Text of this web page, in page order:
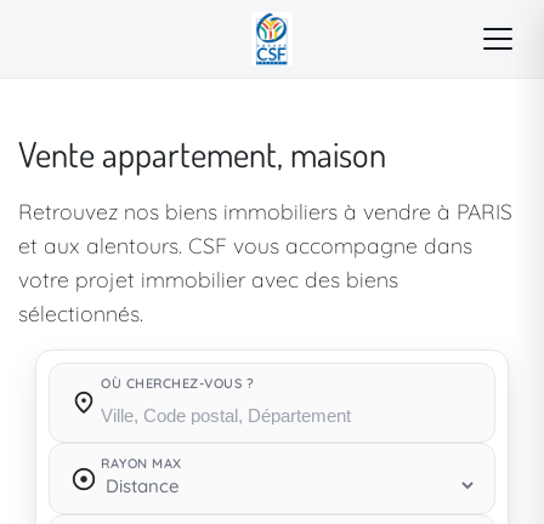
Vente appartement, maison
Retrouvez nos biens immobiliers à vendre à PARIS
et aux alentours. CSF vous accompagne dans
votre projet immobilier avec des biens
sélectionnés.
OÙ CHERCHEZ-VOUS ?
RAYON MAX